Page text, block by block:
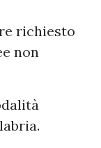
richiesto
non